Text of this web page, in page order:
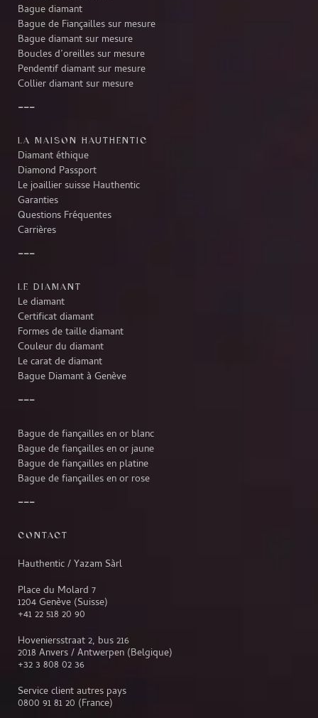
Bague diamant
Bague de Fiançailles sur mesure
Bague diamant sur mesure
Boucles d’oreilles sur mesure
Pendentif diamant sur mesure
Collier diamant sur mesure
LA MAISON HAUTHENTIC
Diamant éthique
Diamond Passport
Le joaillier suisse Hauthentic
Garanties
Questions Fréquentes
Carrières
LE DIAMANT
Le diamant
Certificat diamant
Formes de taille diamant
Couleur du diamant
Le carat de diamant
Bague Diamant à Genève
Bague de fiançailles en or blanc
Bague de fiançailles en or jaune
Bague de fiançailles en platine
Bague de fiançailles en or rose
CONTACT
Hauthentic / Yazam Sàrl
Place du Molard 7
1204 Genève (Suisse)
+41 22 518 20 90
Hoveniersstraat 2, bus 216
2018 Anvers / Antwerpen (Belgique)
+32 3 808 02 36
Service client autres pays
0800 91 81 20 (France)